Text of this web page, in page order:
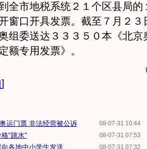
全市地税系统２１个区县局的
窗口开具发票。截至７月２３
组委送达３３３５０本《北京
额专用发票》。
]
08-07-31 10:44
运门票 非法经营被公诉
08-07-31 07:53
"跳水"
08-07-31 07:32
各地中小学生发送